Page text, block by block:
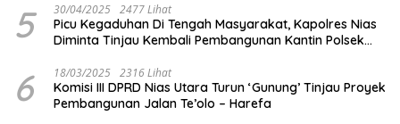
5 30/04/2025 2477 Lihat
Picu Kegaduhan Di Tengah Masyarakat, Kapolres Nias
Diminta Tinjau Kembali Pembangunan Kantin Polsek
6 18/03/2025 2316 Lihat
Komisi III DPRD Nias Utara Turun ‘Gunung’ Tinjau Proyek
Pembangunan Jalan Te’olo – Harefa